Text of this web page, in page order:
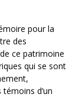
pour la
des
ce patrimoine
qui se sont
d’un